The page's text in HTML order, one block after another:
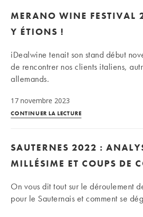
analyse
et
coups
MERANO WINE FESTIVAL
Y ÉTIONS !
iDealwine tenait son stand début
de rencontrer nos clients italiens,
allemands.
17 novembre 2023
CONTINUER LA LECTUREMerano
2023
:
y
étions
SAUTERNES 2022 :
MILLÉSIME ET COUPS DE
On vous dit tout sur le déroulement
pour le Sauternais et comment se